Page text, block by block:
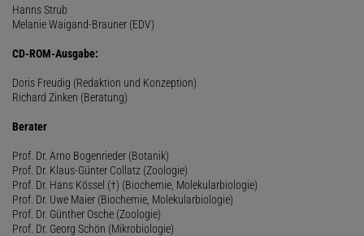
Hanns Strub
Melanie Waigand-Brauner (EDV)
CD-ROM-Ausgabe:
Doris Freudig (Redaktion und Konzeption)
Richard Zinken (Beratung)
Berater
Prof. Dr. Arno Bogenrieder (Botanik)
Prof. Dr. Klaus-Günter Collatz (Zoologie)
Prof. Dr. Hans Kössel (†) (Biochemie, Molekularbiologie)
Prof. Dr. Uwe Maier (Biochemie, Molekularbiologie)
Prof. Dr. Günther Osche (Zoologie)
Prof. Dr. Georg Schön (Mikrobiologie)